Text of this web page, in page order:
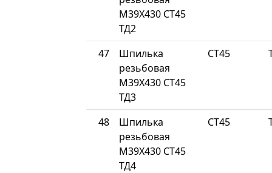
М39Х430 СТ45
ТД2
47
Шпилька
резьбовая
М39Х430 СТ45
ТД3
СТ45
48
Шпилька
резьбовая
М39Х430 СТ45
ТД4
СТ45